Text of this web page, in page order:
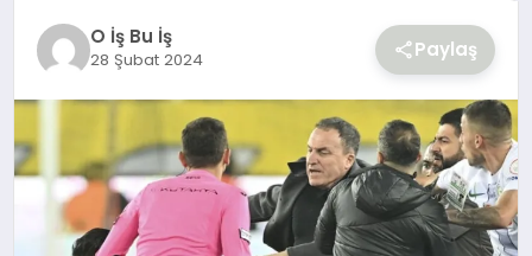
O İş Bu İş
28 Şubat 2024 Paylaş